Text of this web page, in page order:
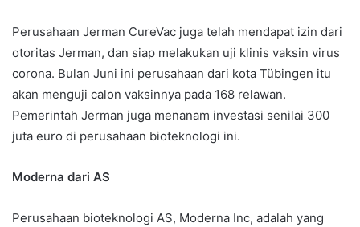
Perusahaan Jerman CureVac juga telah mendapat izin dari
otoritas Jerman, dan siap melakukan uji klinis vaksin virus
corona. Bulan Juni ini perusahaan dari kota Tübingen itu
akan menguji calon vaksinnya pada 168 relawan.
Pemerintah Jerman juga menanam investasi senilai 300
juta euro di perusahaan bioteknologi ini.
Moderna dari AS
Perusahaan bioteknologi AS, Moderna Inc, adalah yang